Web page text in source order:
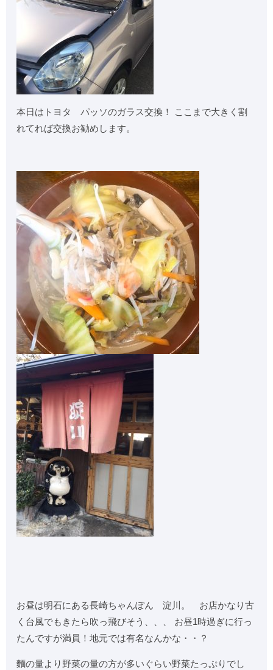
本日はトヨタ パッソのガラス交換！ ここまで大きく割
れてれば交換お勧めします。
お昼は明石にある長崎ちゃんぽん 淀川。 お店かなり古
く台風でもきたら吹っ飛びそう、、、 お昼1時過ぎに行っ
たんですが満員！地元では有名なんかな・・？
麵の量より野菜の量の方が多いぐらい野菜たっぷりでし